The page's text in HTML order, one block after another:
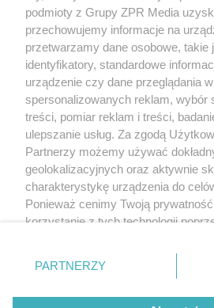
rozpowszechniany lub dalej
(w tym także elektroniczny lub
eksploatacji w jakiejkolwiek formie,
Internecie bez pisemnej zgody właściciela
lub wykorzystanie utworów w całości lub
prawa, tzn. bez właściwej zgody, jest
może być ścigane prawnie.
O nas
podmioty z Grupy ZPR Media
przechowujemy informacje na
przetwarzamy dane osobowe, takie
identyfikatory, standardowe
urządzenie czy dane przeglądania
spersonalizowanych reklam, wybór
treści, pomiar reklam i treści,
ulepszanie usług. Za zgodą
Partnerzy możemy używać
geolokalizacyjnych oraz aktywnie
charakterystykę urządzenia do
Ponieważ cenimy Twoją
korzystanie z tych technologii
zmienić/wycofać klikając przycisk
znajdujący się w lewym dolnym
rodzaje przetwarzania danych nie
PARTNERZY